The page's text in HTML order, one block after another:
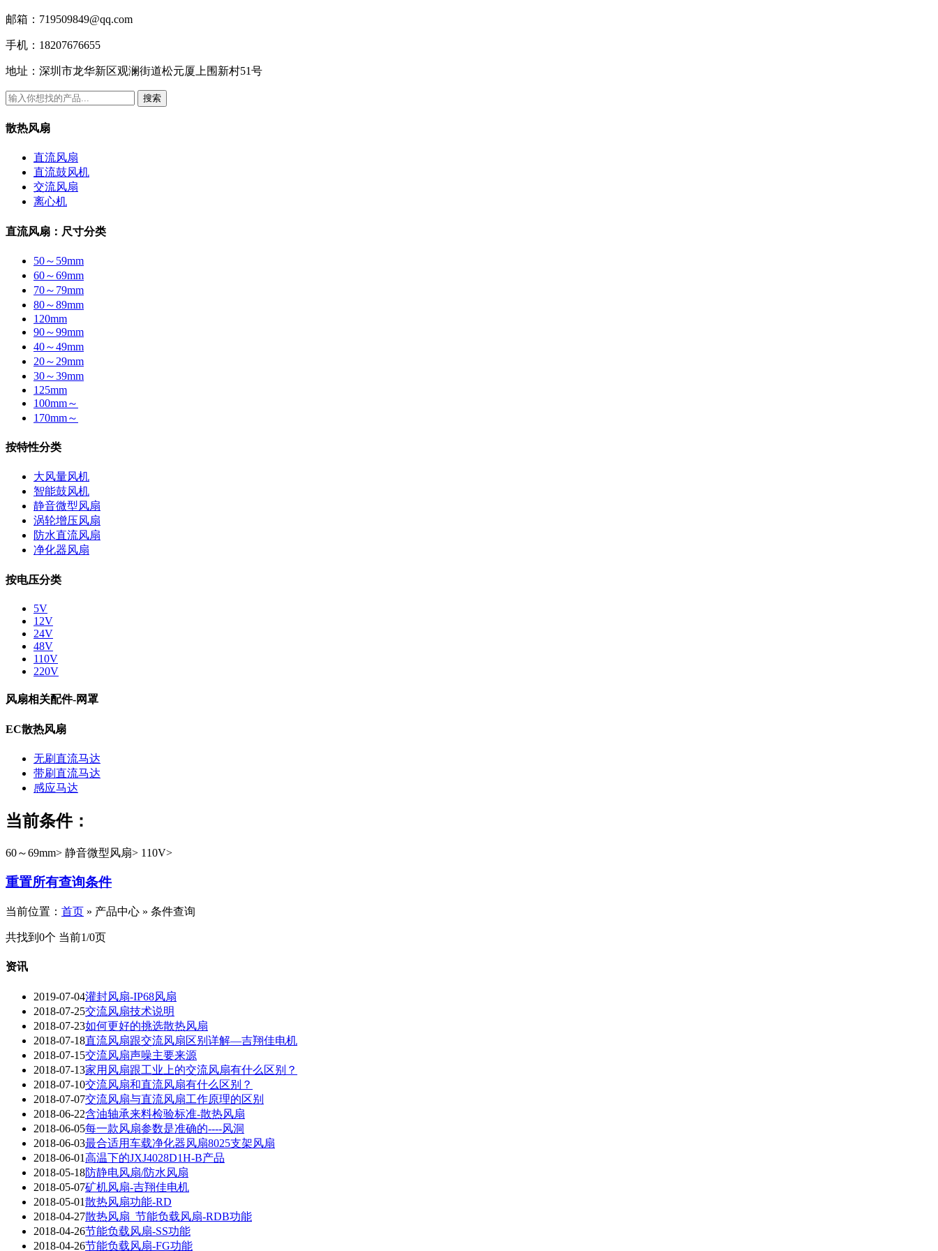
邮箱： 719509849@qq.com
手机： 18207676655
地址： 深圳市龙华新区观澜街道松元厦上围新村51号
搜索
散热风扇
直流风扇
直流鼓风机
交流风扇
离心机
直流风扇：尺寸分类
50～59mm
60～69mm
70～79mm
80～89mm
120mm
90～99mm
40～49mm
20～29mm
30～39mm
125mm
100mm～
170mm～
按特性分类
大风量风机
智能鼓风机
静音微型风扇
涡轮增压风扇
防水直流风扇
净化器风扇
按电压分类
5V
12V
24V
48V
110V
220V
风扇相关配件-网罩
EC散热风扇
无刷直流马达
带刷直流马达
感应马达
当前条件：
60～69mm> 静音微型风扇> 110V>
重置所有查询条件
当前位置： 首页 » 产品中心 » 条件查询
共找到0个 当前1/0页
资讯
2019-07-04灌封风扇-IP68风扇
2018-07-25交流风扇技术说明
2018-07-23如何更好的挑选散热风扇
2018-07-18直流风扇跟交流风扇区别详解—吉翔佳电机
2018-07-15交流风扇声噪主要来源
2018-07-13家用风扇跟工业上的交流风扇有什么区别？
2018-07-10交流风扇和直流风扇有什么区别？
2018-07-07交流风扇与直流风扇工作原理的区别
2018-06-22含油轴承来料检验标准-散热风扇
2018-06-05每一款风扇参数是准确的----风洞
2018-06-03最合适用车载净化器风扇8025支架风扇
2018-06-01高温下的JXJ4028D1H-B产品
2018-05-18防静电风扇/防水风扇
2018-05-07矿机风扇-吉翔佳电机
2018-05-01散热风扇功能-RD
2018-04-27散热风扇_节能负载风扇-RDB功能
2018-04-26节能负载风扇-SS功能
2018-04-26节能负载风扇-FG功能